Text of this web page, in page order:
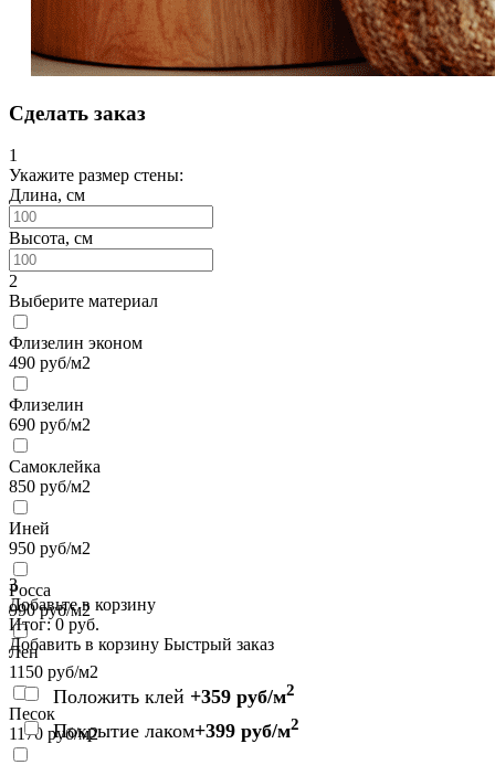
Сделать заказ
1
Укажите размер стены:
Длина, см
Высота, см
2
Выберите материал
Флизелин эконом
490 руб/м2
Флизелин
690 руб/м2
Самоклейка
850 руб/м2
Иней
950 руб/м2
Росса
990руб/м2
Лен
1150 руб/м2
Песок
1170 руб/м2
3
Добавьте в корзину
Итог:0 руб.
Добавить в корзину Быстрый заказ
Положить клей +359 руб/м2
Покрытие лаком+399 руб/м2